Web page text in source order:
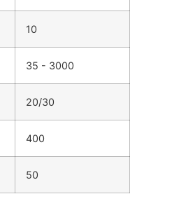
10
35 - 3000
20/30
400
50